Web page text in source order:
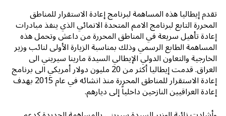
تقدم إيطاليا هذه المساهمة لبرنامج إعادة الاستقرار للمناطق
المحررة التابع لبرنامج الامم المتحدة الانمائي الذي ينفذ مبادرات
إعادة تأهيل سريعة في المناطق المحررة من داعش وتحمل هذه
المساهمة الطابع الرسمي وذلك بمناسبة الزيارة الأولى لنائب وزير
الخارجية والتعاون الدولي الإيطالي السيدة مارينا سيريني الى
العراق. قدمت إيطاليا أكثر من 20 مليون دولار أمريكي الى برنامج
إعادة الاستقرار للمناطق المحررة منذ انشائه في عام 2015 بهدف
إعادة العراقيين النازحين داخلياً إلى ديارهم.